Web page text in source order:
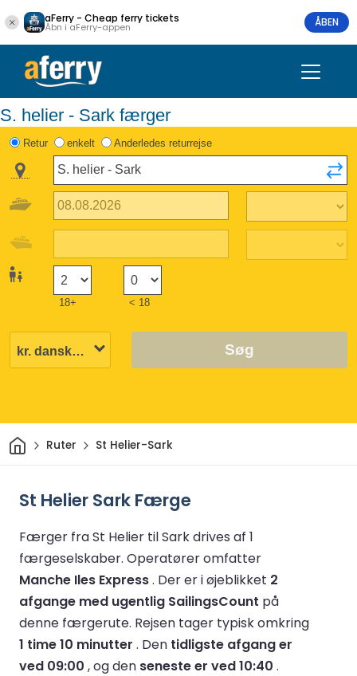
aFerry - Cheap ferry tickets
Åbn i aFerry-appen ÅBEN
S. helier - Sark færger
Retur enkelt Anderledes returrejse
18+ < 18
Søg
HjemRuter St Helier-Sark
St Helier Sark Færge
Færger fra St Helier til Sark drives af 1
færgeselskaber. Operatører omfatter
Manche Iles Express. Der er i øjeblikket 2
afgange med ugentlig SailingsCount på
denne færgerute. Rejsen tager typisk omkring
1 time 10 minutter . Den tidligste afgang er
ved 09:00 , og den seneste er ved 10:40 .